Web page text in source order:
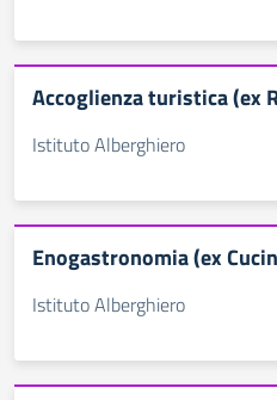
Accoglienza turistica (ex
Istituto Alberghiero
Enogastronomia (ex
Istituto Alberghiero